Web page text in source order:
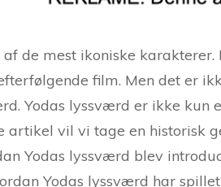
de mest ikoniske
film. Men det er
Yodas lyssværd er ikke kun
artikel vil vi tage en historisk
Yodas lyssværd blev
Yodas lyssværd har